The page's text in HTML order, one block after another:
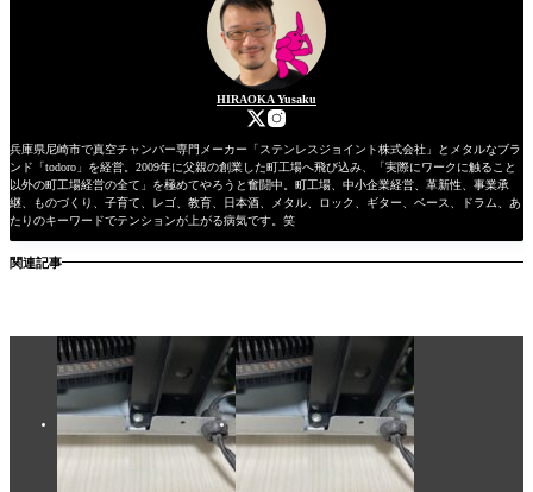
HIRAOKA Yusaku
兵庫県尼崎市で真空チャンバー専門メーカー「ステンレスジョイント株式会社」とメタルなブラ
ンド「todoro」を経営。2009年に父親の創業した町工場へ飛び込み、「実際にワークに触ること
以外の町工場経営の全て」を極めてやろうと奮闘中。町工場、中小企業経営、革新性、事業承
継、ものづくり、子育て、レゴ、教育、日本酒、メタル、ロック、ギター、ベース、ドラム、あ
たりのキーワードでテンションが上がる病気です。笑
関連記事